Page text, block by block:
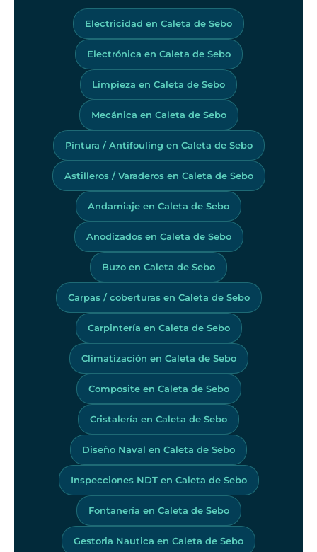
Electricidad en Caleta de Sebo
Electrónica en Caleta de Sebo
Limpieza en Caleta de Sebo
Mecánica en Caleta de Sebo
Pintura / Antifouling en Caleta de Sebo
Astilleros / Varaderos en Caleta de Sebo
Andamiaje en Caleta de Sebo
Anodizados en Caleta de Sebo
Buzo en Caleta de Sebo
Carpas / coberturas en Caleta de Sebo
Carpintería en Caleta de Sebo
Climatización en Caleta de Sebo
Composite en Caleta de Sebo
Cristalería en Caleta de Sebo
Diseño Naval en Caleta de Sebo
Inspecciones NDT en Caleta de Sebo
Fontanería en Caleta de Sebo
Gestoria Nautica en Caleta de Sebo